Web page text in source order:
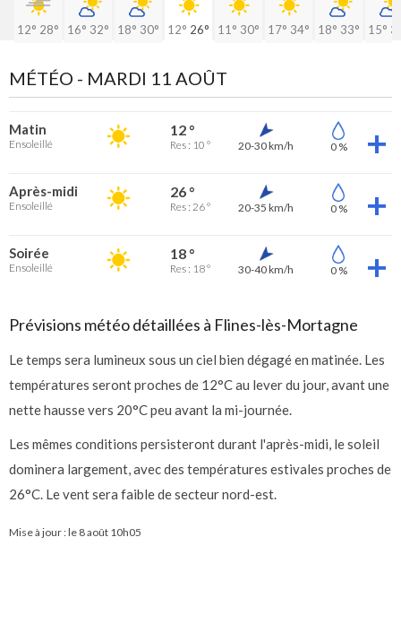
12° 28° 16° 32° 18° 30° 12° 26° 11° 30° 17° 34° 18° 33° 15°
MÉTÉO - MARDI 11 AOÛT
Matin
Ensoleillé
12 °
Res : 10 ° 20-30 km/h 0 %
Après-midi
Ensoleillé
26 °
Res : 26 ° 20-35 km/h 0 %
Soirée
Ensoleillé
18 °
Res : 18 ° 30-40 km/h 0 %
Prévisions météo détaillées à Flines-lès-Mortagne
Le temps sera lumineux sous un ciel bien dégagé en matinée. Les
températures seront proches de 12°C au lever du jour, avant une
nette hausse vers 20°C peu avant la mi-journée.
Les mêmes conditions persisteront durant l'après-midi, le soleil
dominera largement, avec des températures estivales proches de
26°C. Le vent sera faible de secteur nord-est.
Mise à jour : le 8 août 10h05